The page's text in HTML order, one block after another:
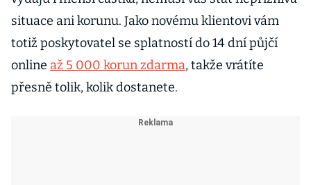
situace ani korunu. Jako novému klientovi vám
totiž poskytovatel se splatností do 14 dní půjčí
online až 5 000 korun zdarma, takže vrátíte
přesně tolik, kolik dostanete.